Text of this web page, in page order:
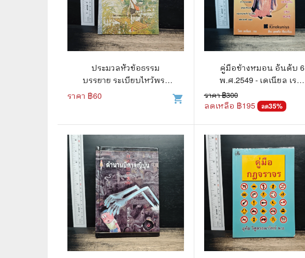
ประมวลหัวข้อธรรม
บรรยาย ระเบียบไหว้พระ
ราคา ฿60 shopping_cart
คู่มือข้างหมอน อันดับ 6
พ.ศ.2549 - เดเนียล เรด,
ราคา ฿300
ลดเหลือ ฿195 ลด35%